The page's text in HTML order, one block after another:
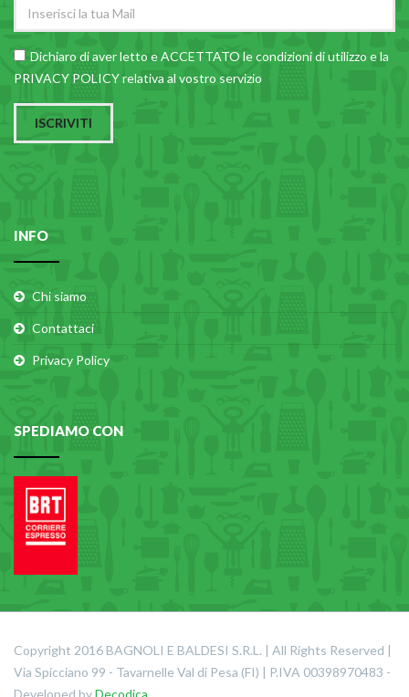
Dichiaro di aver letto e ACCETTATO lecondizioni di utilizzo e la
PRIVACY POLICY relativa al vostro servizio
ISCRIVITI
INFO
Chi siamo
Contattaci
Privacy Policy
SPEDIAMO CON
Copyright 2016 BAGNOLI E BALDESI S.R.L. | All Rights Reserved |
Via Spicciano 99 - Tavarnelle Val di Pesa (FI) | P.IVA 00398970483 -
Developed byDecodica